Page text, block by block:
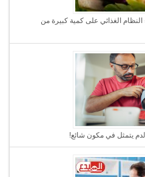
الغذائي على كمية كبيرة من
يتمثل في مكون شائع!